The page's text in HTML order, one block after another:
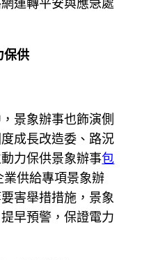
運轉平安與應急處
保供
景象辦事也飾演側
成長改造委、路況
力保供景象辦事包
供給專項景象辦
害舉措措施，景象
早預警，保證電力